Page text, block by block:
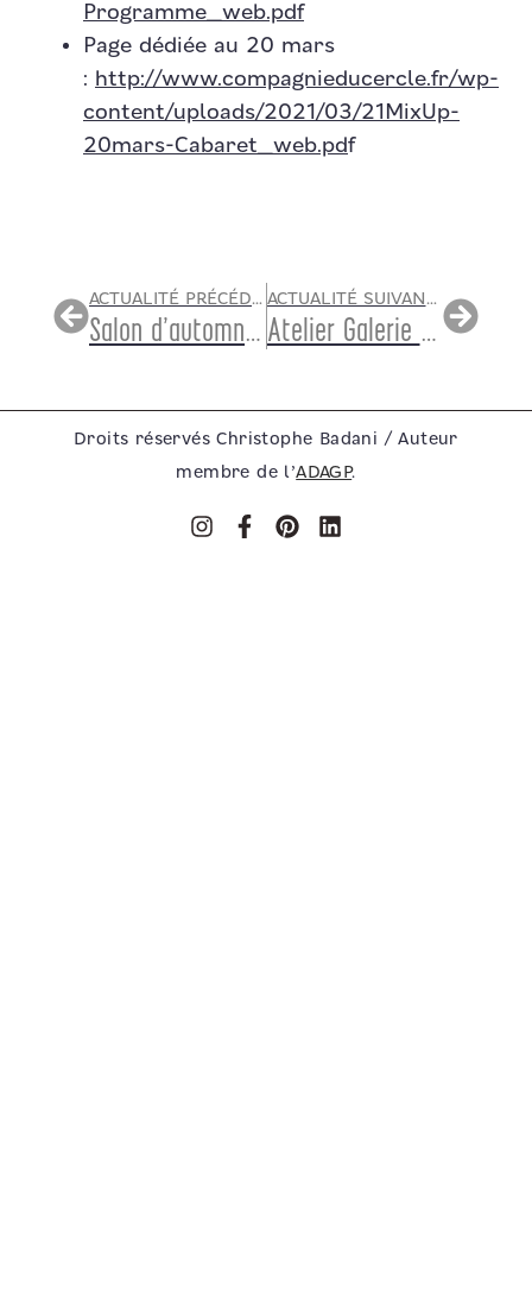
Programme_web.pdf
Page dédiée au 20 mars
: http://www.compagnieducercle.fr/wp-
content/uploads/2021/03/21MixUp-
20mars-Cabaret_web.pdf
ACTUALITÉ PRÉCÉDENTE
Salon d’automne 2020, Paris
ACTUALITÉ SUIVANTE
Atelier Galerie à Versailles
Droits réservés Christophe Badani / Auteur
membre de l’ADAGP.